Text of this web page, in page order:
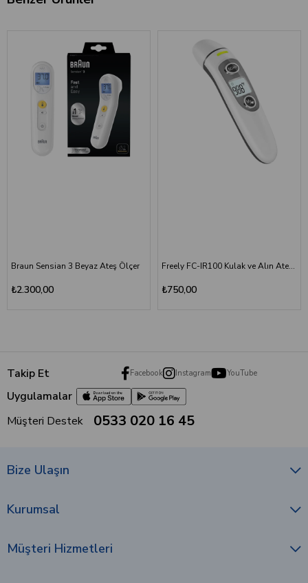
Braun Sensian 3 Beyaz Ateş Ölçer
₺2.300,00
Freely FC-IR100 Kulak ve Alın Ateş Ölçer
₺750,00
Takip Et Facebook Instagram YouTube
Uygulamalar
Müşteri Destek
0533 020 16 45
Bize Ulaşın
Kurumsal
Müşteri Hizmetleri